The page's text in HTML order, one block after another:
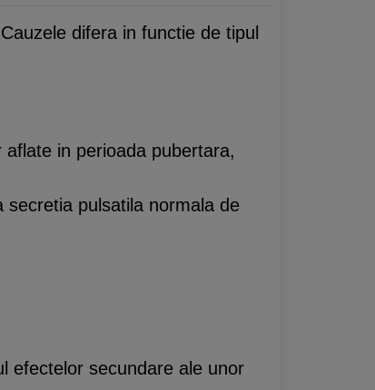
difera in functie de tipul
in perioada pubertara,
pulsatila normala de
efectelor secundare ale unor